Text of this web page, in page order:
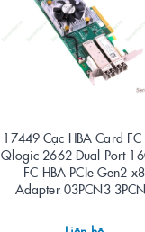
17449 Cạc HBA Card FC
Qlogic 2662 Dual Port
FC HBA PCIe Gen2 x8
Adapter 03PCN3